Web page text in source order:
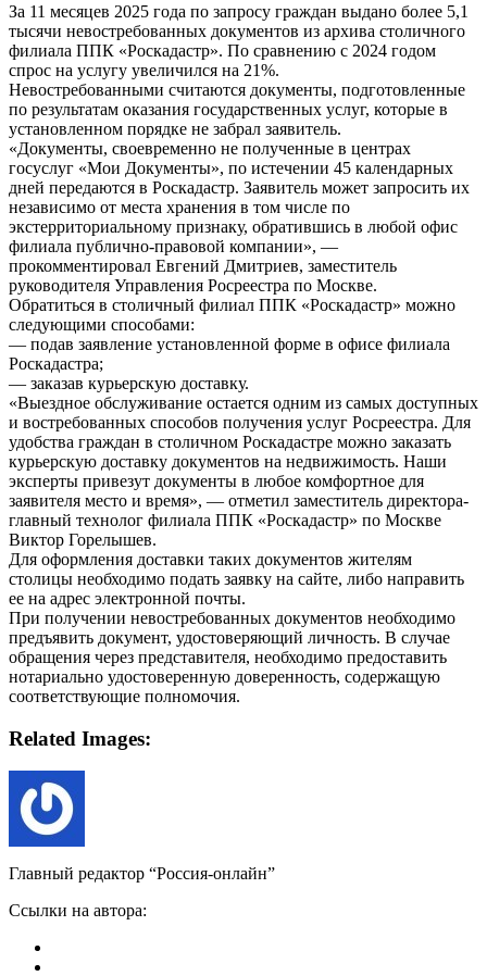
За 11 месяцев 2025 года по запросу граждан выдано более 5,1
тысячи невостребованных документов из архива столичного
филиала ППК «Роскадастр». По сравнению с 2024 годом
спрос на услугу увеличился на 21%.
Невостребованными считаются документы, подготовленные
по результатам оказания государственных услуг, которые в
установленном порядке не забрал заявитель.
«Документы, своевременно не полученные в центрах
госуслуг «Мои Документы», по истечении 45 календарных
дней передаются в Роскадастр. Заявитель может запросить их
независимо от места хранения в том числе по
экстерриториальному признаку, обратившись в любой офис
филиала публично-правовой компании», —
прокомментировал Евгений Дмитриев, заместитель
руководителя Управления Росреестра по Москве.
Обратиться в столичный филиал ППК «Роскадастр» можно
следующими способами:
— подав заявление установленной форме в офисе филиала
Роскадастра;
— заказав курьерскую доставку.
«Выездное обслуживание остается одним из самых доступных
и востребованных способов получения услуг Росреестра. Для
удобства граждан в столичном Роскадастре можно заказать
курьерскую доставку документов на недвижимость. Наши
эксперты привезут документы в любое комфортное для
заявителя место и время», — отметил заместитель директора-
главный технолог филиала ППК «Роскадастр» по Москве
Виктор Горелышев.
Для оформления доставки таких документов жителям
столицы необходимо подать заявку на сайте, либо направить
ее на адрес электронной почты.
При получении невостребованных документов необходимо
предъявить документ, удостоверяющий личность. В случае
обращения через представителя, необходимо предоставить
нотариально удостоверенную доверенность, содержащую
соответствующие полномочия.
Related Images:
Главный редактор “Россия-онлайн”
Ссылки на автора: